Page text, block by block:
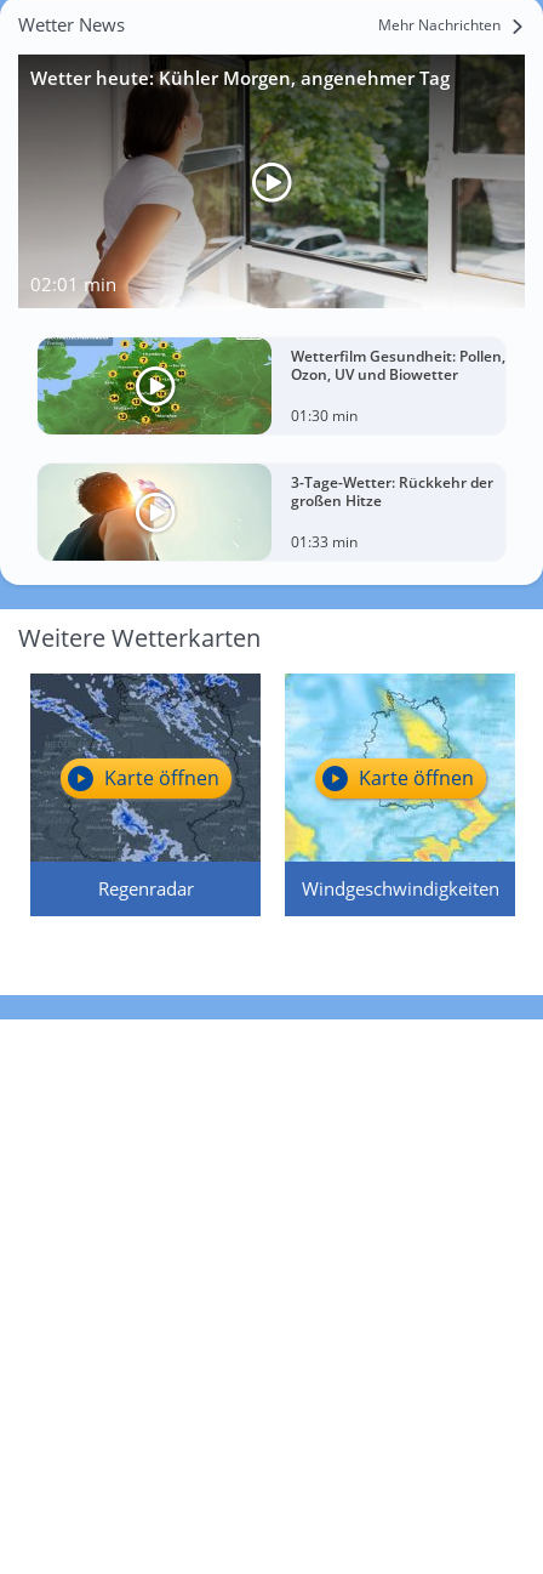
Wetter News Mehr Nachrichten
Wetter heute: Kühler Morgen, angenehmer Tag
02:01 min
Wetterfilm Gesundheit: Pollen,
Ozon, UV und Biowetter
01:30 min
3-Tage-Wetter: Rückkehr der
großen Hitze
01:33 min
Weitere Wetterkarten
Regenradar
Karte öffnen
Windgeschwindigkeiten
Karte öffnen